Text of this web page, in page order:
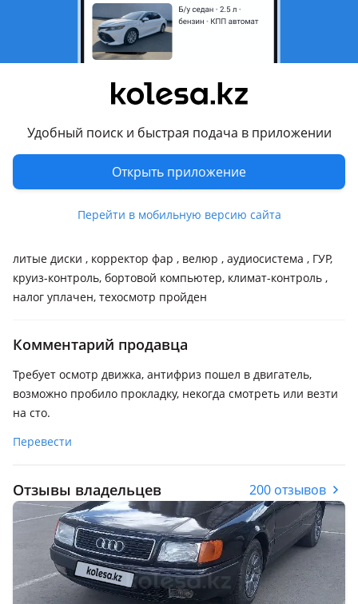
Удобный поиск и быстрая подача в приложении
Открыть приложение
Перейти в мобильную версию сайта
1990 - 1994 4 поколение (C4)
Объем двигателя, л
111 111 км
Привод
Передний привод
Руль
Цвет
черный
Растаможен в Казахстане
Да
литые диски , корректор фар , велюр , аудиосистема , ГУР,
круиз-контроль, бортовой компьютер, климат-контроль ,
налог уплачен, техосмотр пройден
Комментарий продавца
Требует осмотр движка, антифриз пошел в двигатель,
возможно пробило прокладку, некогда смотреть или везти
на сто.
Перевести
Отзывы владельцев 200 отзывов